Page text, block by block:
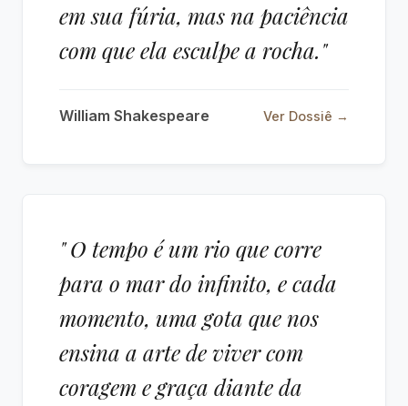
em sua fúria, mas na paciência
com que ela esculpe a rocha."
William Shakespeare Ver Dossiê →
" O tempo é um rio que corre
para o mar do infinito, e cada
momento, uma gota que nos
ensina a arte de viver com
coragem e graça diante da